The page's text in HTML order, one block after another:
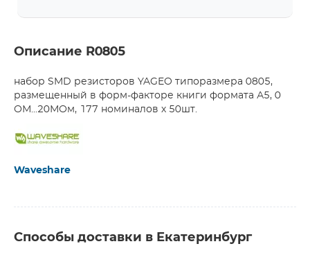
Описание R0805
набор SMD резисторов YAGEO типоразмера 0805,
размещенный в форм-факторе книги формата А5, 0
ОМ...20МОм, 177 номиналов х 50шт.
Waveshare
Способы доставки в Екатеринбург